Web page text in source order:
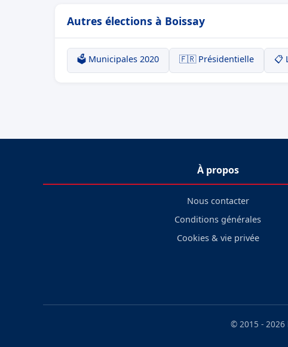
Autres élections à Boissay
🗳️ Municipales 2020 🇫🇷 Présidentielle 📋
À propos
Nous contacter
Conditions générales
Cookies & vie privée
© 2015 - 2026